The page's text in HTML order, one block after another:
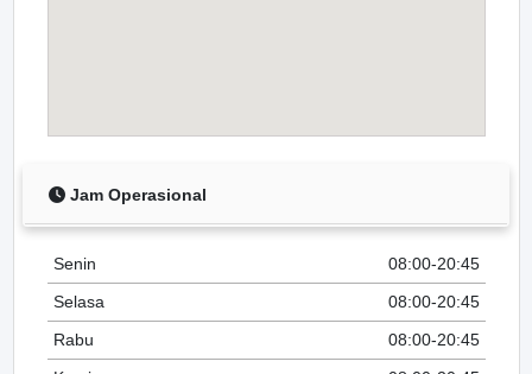
Jam Operasional
Senin
08:00-20:45
Selasa
08:00-20:45
Rabu
08:00-20:45